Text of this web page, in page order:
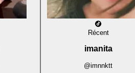
Récent
imanita
@imnnktt